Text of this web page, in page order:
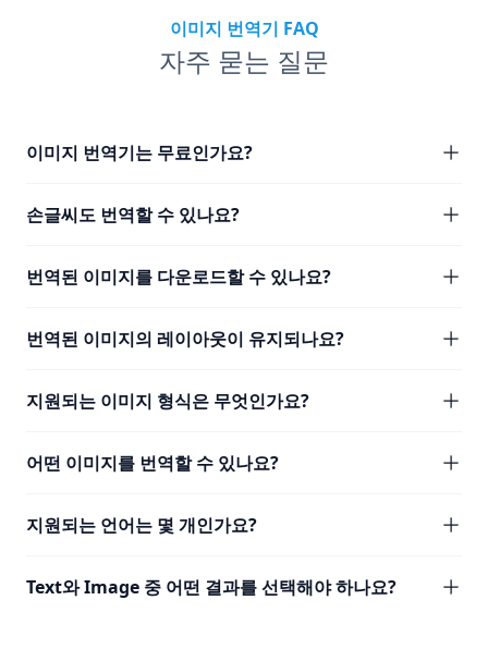
이미지 번역기 FAQ
자주 묻는 질문
이미지 번역기는 무료인가요?
손글씨도 번역할 수 있나요?
번역된 이미지를 다운로드할 수 있나요?
번역된 이미지의 레이아웃이 유지되나요?
지원되는 이미지 형식은 무엇인가요?
어떤 이미지를 번역할 수 있나요?
지원되는 언어는 몇 개인가요?
Text와 Image 중 어떤 결과를 선택해야 하나요?